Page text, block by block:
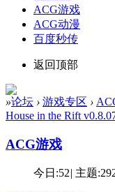
ACG游戏
ACG动漫
百度秒传
返回顶部
»论坛 › 游戏专区 ›
House in the Rift
ACG游戏
今日:52| 主题: